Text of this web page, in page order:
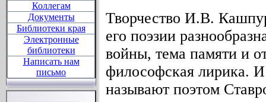
Коллегам
Документы
Библиотеки края
Электронные
библиотеки
Написать нам
письмо
Творчество И.В.
его поэзии
войны, тема памяти и
философская лирика.
называют поэтом